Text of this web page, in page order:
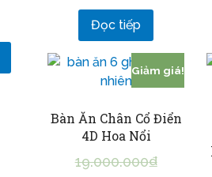
Đọc tiếp
Giảm giá!
Bàn Ăn Chân Cổ Điển
4D Hoa Nổi
19.000.000₫